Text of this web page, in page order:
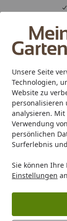
Unsere Seite
Technologien,
Website zu
personalisieren
analysieren.
Verwendung
persönlichen
Surferlebnis
Sie können
Einstellungen
Kauf auf
Alle Produkte
Mein Konto
Suchen
Karibu Pools
Startseite
Freizeit
Ihre